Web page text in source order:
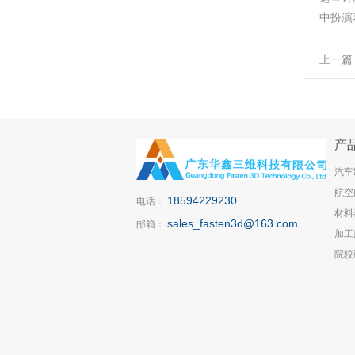
中扮
上一
电话： 18594229230
邮箱： sales_fasten3d@163.com
产
汽
航
材
加
院